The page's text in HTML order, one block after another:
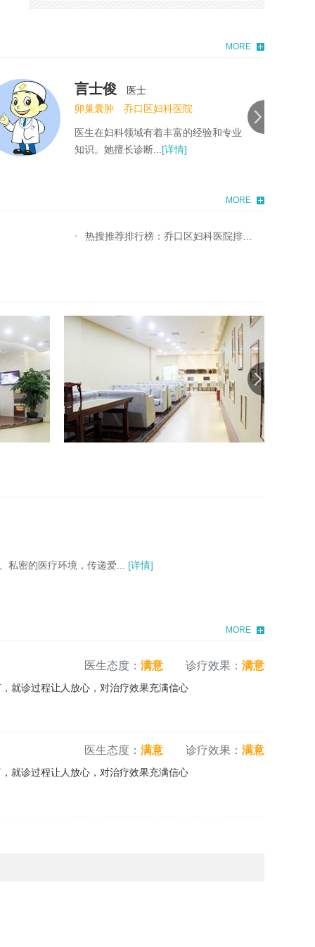
MORE
嘉保霞
医士
卵巢囊肿
乔口区妇科医院
医生在妇科领域有着丰富的经验和专业
的技能，尤其擅长... [详情]
MORE
密的医疗环境，传递爱... [详情]
MORE
医生态度： 满意 诊疗效果： 满意
就诊过程让人放心，对治疗效果充满信心
医生态度： 满意 诊疗效果： 满意
就诊过程让人放心，对治疗效果充满信心